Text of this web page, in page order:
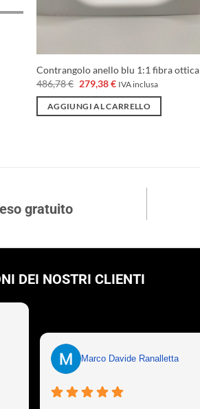
Contrangolo anello blu 1:1 fibra ottica
486,78€ Il
prezzo
originale
era:
279,38€Il
attuale
è:
IVA inclusa
AGGIUNGI AL CARRELLO
gratuito
DEI NOSTRI CLIENTI
Marco Davide Ranalletta